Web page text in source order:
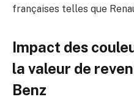
françaises telles que
Impact des
la valeur de
Benz